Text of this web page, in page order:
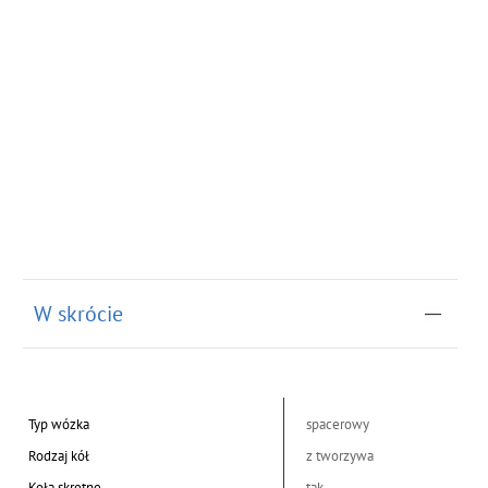
W skrócie
Typ wózka
spacerowy
Rodzaj kół
z tworzywa